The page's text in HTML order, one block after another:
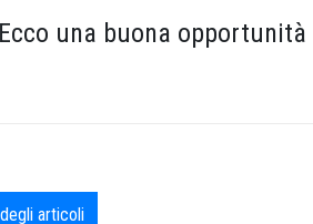
una buona opportunità
articoli